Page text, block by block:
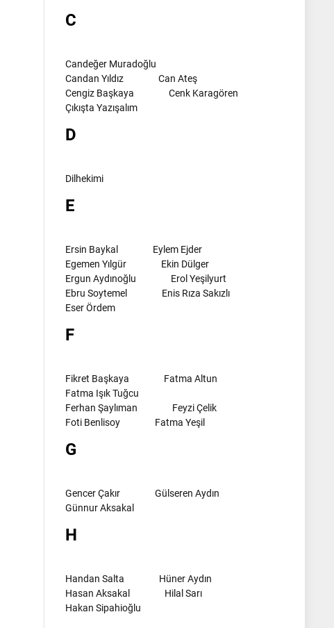
C
Candeğer Muradoğlu
Candan Yıldız
Can Ateş
Cengiz Başkaya
Cenk Karagören
Çıkışta Yazışalım
D
Dilhekimi
E
Ersin Baykal
Eylem Ejder
Egemen Yılgür
Ekin Dülger
Ergun Aydınoğlu
Erol Yeşilyurt
Ebru Soytemel
Enis Rıza Sakızlı
Eser Ördem
F
Fikret Başkaya
Fatma Altun
Fatma Işık Tuğcu
Ferhan Şaylıman
Feyzi Çelik
Foti Benlisoy
Fatma Yeşil
G
Gencer Çakır
Gülseren Aydın
Günnur Aksakal
H
Handan Salta
Hüner Aydın
Hasan Aksakal
Hilal Sarı
Hakan Sipahioğlu